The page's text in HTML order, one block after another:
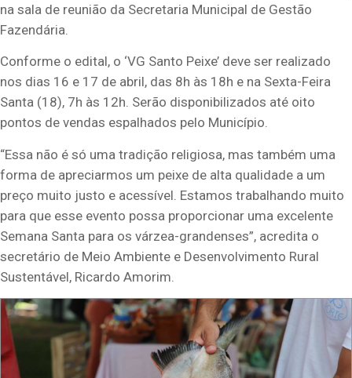
na sala de reunião da Secretaria Municipal de Gestão
Fazendária.
Conforme o edital, o ‘VG Santo Peixe’ deve ser realizado
nos dias 16 e 17 de abril, das 8h às 18h e na Sexta-Feira
Santa (18), 7h às 12h. Serão disponibilizados até oito
pontos de vendas espalhados pelo Município.
“Essa não é só uma tradição religiosa, mas também uma
forma de apreciarmos um peixe de alta qualidade a um
preço muito justo e acessível. Estamos trabalhando muito
para que esse evento possa proporcionar uma excelente
Semana Santa para os várzea-grandenses”, acredita o
secretário de Meio Ambiente e Desenvolvimento Rural
Sustentável, Ricardo Amorim.